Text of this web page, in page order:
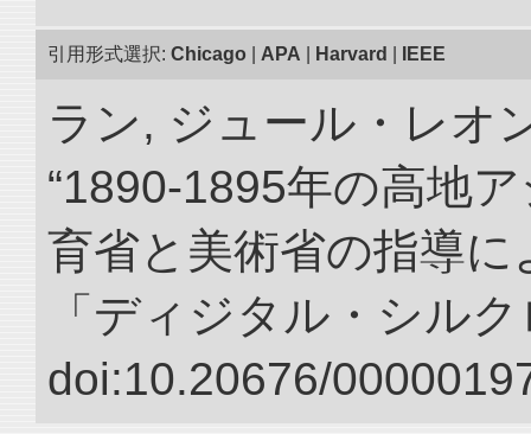
引用形式選択: Chicago APA Harvard IEEE
ラン, ジュール・レオ
“1890-1895年の高地
育省と美術省の指導に
「ディジタル・シル
doi:10.20676/